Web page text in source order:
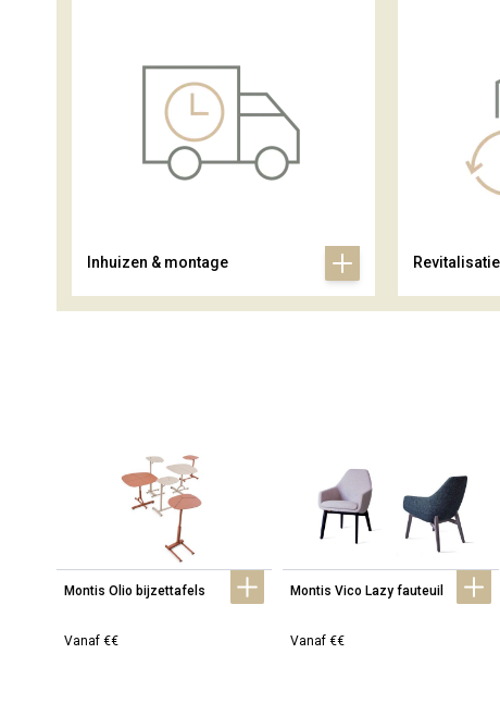
Inhuizen & montage Revitalisatie
Montis Olio bijzettafels
Vanaf €€
Montis Vico Lazy fauteuil
Vanaf €€